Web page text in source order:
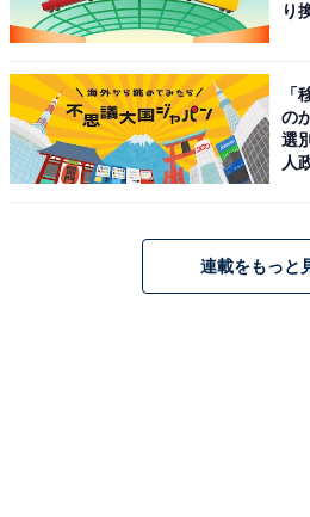
TOP10！ 「BTS」「クリープハ
・
高校生が選ぶ、今好きな
グ！ 3位 スカイピース、2位 コ
・
高校生が選ぶ「今一番好きな芸
「マジ卍」「ぴえん」「写メ」
り
「
の
選
人
連載をもっと